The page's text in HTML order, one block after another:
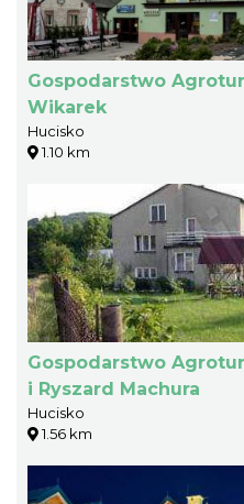
Gospodarstwo
Wikarek
Hucisko
1.10 km
Gospodarstwo
i Ryszard Machura
Hucisko
1.56 km